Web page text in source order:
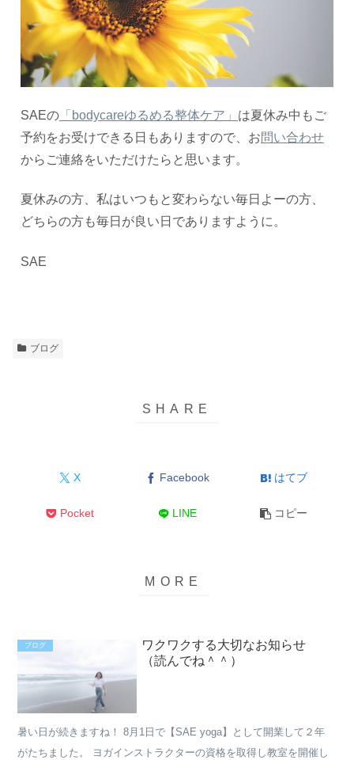
SAEの 「bodycareゆるめる整体ケア」 は夏休み中もご
予約をお受けできる日もありますので、お問い合わせ
からご連絡をいただけたらと思います。
夏休みの方、私はいつもと変わらない毎日よーの方、
どちらの方も毎日が良い日でありますように。
SAE
ブログ
X Facebook はてブ
Pocket LINE コピー
ブログ
ワクワクする大切なお知らせ
（読んでね＾＾）
暑い日が続きますね！ 8月1日で【SAE yoga】として開業して２年
がたちました。 ヨガインストラクターの資格を取得し教室を開催し